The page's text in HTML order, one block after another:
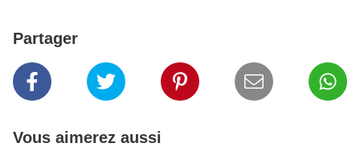
Partager
Vous aimerez aussi